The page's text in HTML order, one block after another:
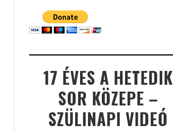
17 ÉVES A HETEDIK
SOR KÖZEPE –
SZÜLINAPI VIDEÓ